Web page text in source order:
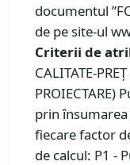
documentul
de pe site-ul
Criterii de
CALITATE-
PROIECTARE)
prin
fiecare factor
de calcul: P1 -